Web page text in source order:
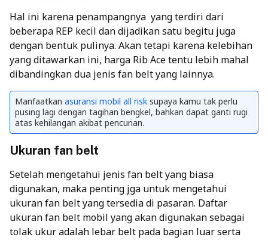
Hal ini karena penampangnya yang terdiri dari
beberapa REP kecil dan dijadikan satu begitu juga
dengan bentuk pulinya. Akan tetapi karena kelebihan
yang ditawarkan ini, harga Rib Ace tentu lebih mahal
dibandingkan dua jenis fan belt yang lainnya.
Manfaatkan asuransi mobil all risk supaya kamu tak perlu
pusing lagi dengan tagihan bengkel, bahkan dapat ganti rugi
atas kehilangan akibat pencurian.
Ukuran fan belt
Setelah mengetahui jenis fan belt yang biasa
digunakan, maka penting jga untuk mengetahui
ukuran fan belt yang tersedia di pasaran. Daftar
ukuran fan belt mobil yang akan digunakan sebagai
tolak ukur adalah lebar belt pada bagian luar serta